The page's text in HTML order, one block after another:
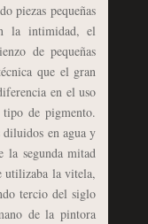
piezas pequeñas
la intimidad, el
de pequeñas
que el gran
en el uso
de pigmento.
en agua y
la segunda mitad
utilizaba la vitela,
tercio del siglo
de la pintora